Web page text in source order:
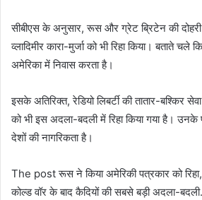
सीबीएस के अनुसार, रूस और ग्रेट ब्रिटेन की दोहरी
व्लादिमीर कारा-मुर्जा को भी रिहा किया। बताते चले
अमेरिका में निवास करता है।
इसके अतिरिक्त, रेडियो लिबर्टी की तातार-बश्किर
को भी इस अदला-बदली में रिहा किया गया है।
देशों की नागरिकता है।
The post रूस ने किया अमेरिकी पत्रकार को
कोल्ड वॉर के बाद कैदियों की सबसे बड़ी अदला-